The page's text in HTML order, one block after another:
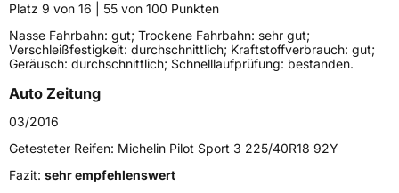
Generelle Merkmale
FahrzeugtypPKW
ModellnamePilot Sport 3 UHP
Fahrzeugart
Weitere Eigenschaften
Platz 9 von 16 | 55 von 100 Punkten
Nasse Fahrbahn: gut; Trockene Fahrbahn: sehr gut;
Verschleißfestigkeit: durchschnittlich; Kraftstoffverbrauch: gut;
Geräusch: durchschnittlich; Schnelllaufprüfung: bestanden.
Auto Zeitung
03/2016
Getesteter Reifen: Michelin Pilot Sport 3 225/40R18 92Y
Fazit: sehr empfehlenswert